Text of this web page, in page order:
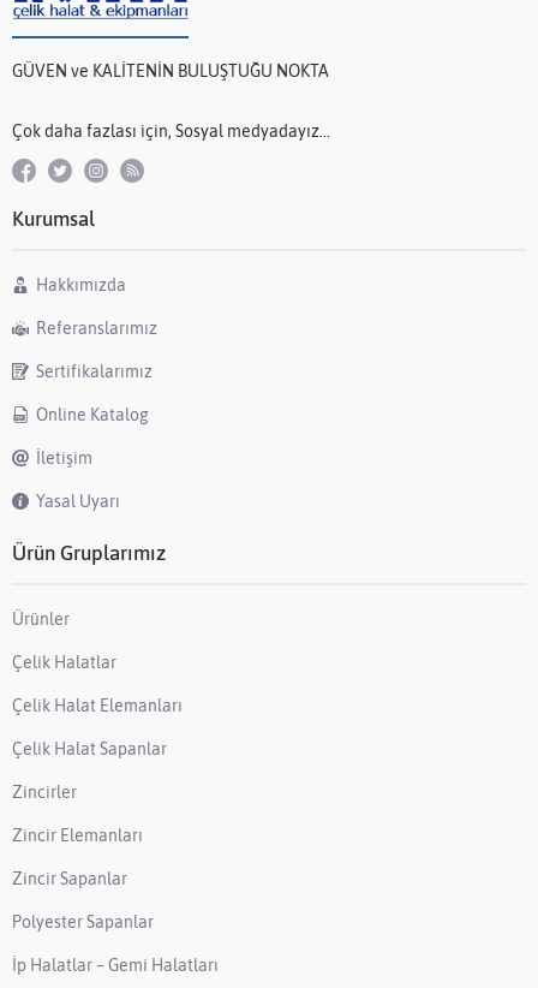
GÜVEN ve KALİTENİN BULUŞTUĞU NOKTA
Çok daha fazlası için, Sosyal medyadayız...
Kurumsal
Hakkımızda
Referanslarımız
Sertifikalarımız
Online Katalog
İletişim
Yasal Uyarı
Ürün Gruplarımız
Ürünler
Çelik Halatlar
Çelik Halat Elemanları
Çelik Halat Sapanlar
Zincirler
Zincir Elemanları
Zincir Sapanlar
Polyester Sapanlar
İp Halatlar – Gemi Halatları